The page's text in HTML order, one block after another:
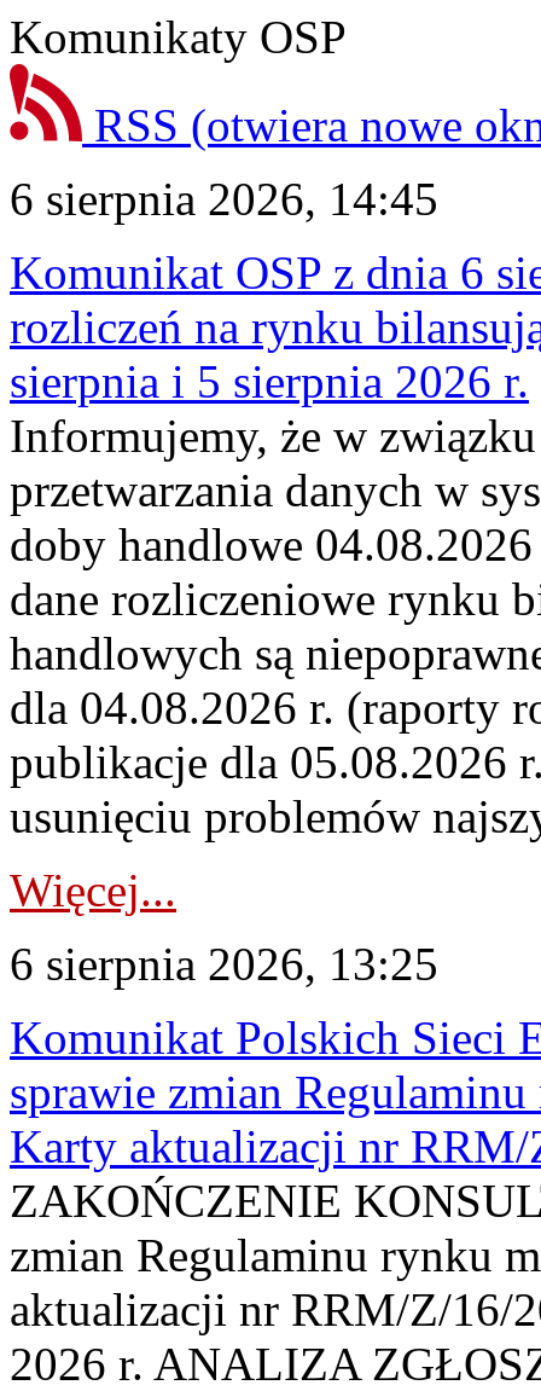
Komunikaty OSP
RSS (otwiera nowe
6 sierpnia 2026, 14:45
Komunikat OSP z dnia 6
rozliczeń na rynku
sierpnia i 5 sierpnia 2026 r.
Informujemy, że w
przetwarzania danych w
doby handlowe
dane rozliczeniowe rynku
handlowych są
dla 04.08.2026 r. (raporty
publikacje dla 05.08.2026
usunięciu problemów
Więcej...
6 sierpnia 2026, 13:25
Komunikat Polskich Sieci
sprawie zmian
Karty aktualizacji nr
ZAKOŃCZENIE
zmian Regulaminu rynku
aktualizacji nr RRM/Z/16/
2026 r. ANALIZA